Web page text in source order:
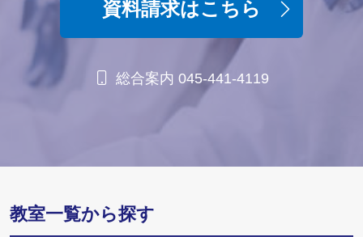
3. ご提出いただいた個人情報に関して、法令に基づく場合を
除いて、同意なく第三者への提供は一切致しません。
4. ご提出いただいた個人情報に関して、利用目的の範囲内に
おいてグループ会社及び外部会社へ委託する場合がございま
個人情報を提出されない場合、適切な学習指導、進路指導及
び事務処理について支障をきたす恐れがございますので、あ
資料請求はこちら
総合案内 045-441-4119
教室一覧から探す